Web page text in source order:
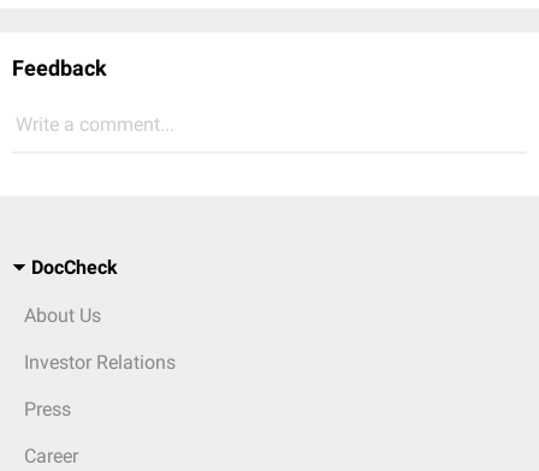
Feedback
Write a comment...
DocCheck
About Us
Investor Relations
Press
Career